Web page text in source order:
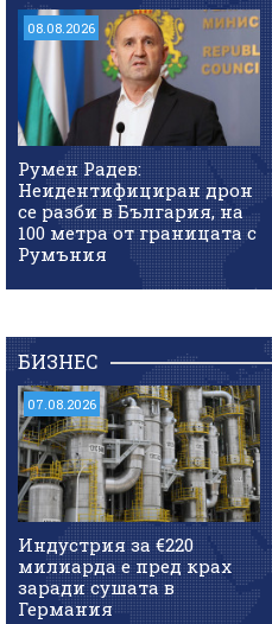
08.08.2026
Румен Радев:
Неидентифициран дрон
се разби в България, на
100 метра от границата с
Румъния
БИЗНЕС
07.08.2026
Индустрия за €220
милиарда е пред крах
заради сушата в
Германия